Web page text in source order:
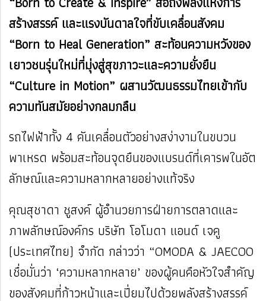
สร้างสรรค์ และแรงบันดาลใจที่ขับเคลื่อนสังคม
“Born to Heal Generation” สะท้อนความหวังของ
เยาวชนรุ่นใหม่ที่มุ่งสู่สุขภาวะและความยั่งยืน
“Culture in Motion” ผสานวัฒนธรรมไทยเข้ากับ
ความทันสมัยอย่างกลมกลืน
รถไฟฟ้าทั้ง 4 คันเคลื่อนตัวอย่างสง่างามในขบวน
พาเหรด พร้อมสะท้อนจุดยืนของแบรนด์ที่เคารพในอัต
ลักษณ์และความหลากหลายอย่างแท้จริง
คุณสุชาดา ชูสงค์ ผู้อำนวยการฝ่ายการตลาดและ
ภาพลักษณ์องค์กร บริษัท โอโมดา แอนด์ เจคู
(ประเทศไทย) จำกัด กล่าวว่า “OMODA & JAECOO
เชื่อมั่นว่า ‘ความหลากหลาย’ ของผู้คนคือหัวใจสำคัญ
ของสังคมที่ก้าวหน้าและเปี่ยมไปด้วยพลังสร้างสรรค์